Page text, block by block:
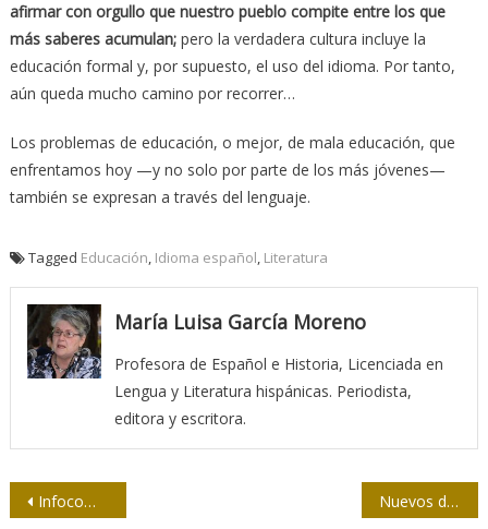
afirmar con orgullo que nuestro pueblo compite entre los que
más saberes acumulan;pero la verdadera cultura incluye la
educación formal y, por supuesto, el uso del idioma. Por tanto,
aún queda mucho camino por recorrer…
Los problemas de educación, o mejor, de mala educación, que
enfrentamos hoy —y no solo por parte de los más jóvenes—
también se expresan a través del lenguaje.
Tagged Educación, Idioma español, Literatura
María Luisa García Moreno
Profesora de Español e Historia, Licenciada en
Lengua y Literatura hispánicas. Periodista,
editora y escritora.
Navegación
Infocomunicación, ciudadanía y cambio social: en la agenda de ICOM 2019 Nuevos datos confirman operación de cuentas falsas del golpismo en Bolivia